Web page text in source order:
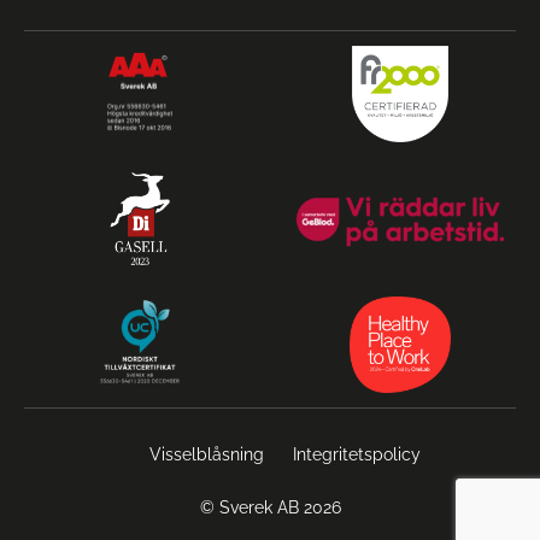
© Sverek AB 2026
Visselblåsning Integritetspolicy